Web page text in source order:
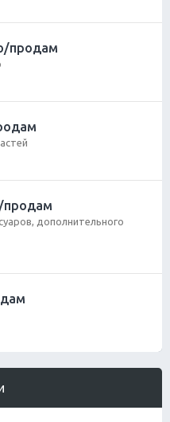
продам
продам
дополнительного